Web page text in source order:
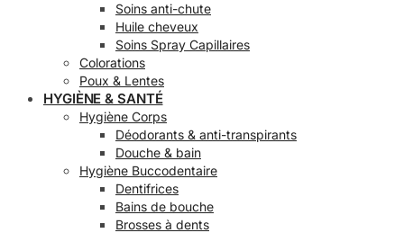
Soins anti-chute
Huile cheveux
Soins Spray Capillaires
Colorations
Poux & Lentes
HYGIÈNE & SANTÉ
Hygiène Corps
Déodorants & anti-transpirants
Douche & bain
Hygiène Buccodentaire
Dentifrices
Bains de bouche
Brosses à dents